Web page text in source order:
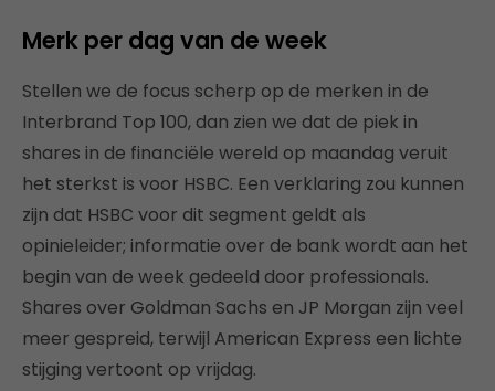
Merk per dag van de week
Stellen we de focus scherp op de merken in de
Interbrand Top 100, dan zien we dat de piek in
shares in de financiële wereld op maandag veruit
het sterkst is voor HSBC. Een verklaring zou kunnen
zijn dat HSBC voor dit segment geldt als
opinieleider; informatie over de bank wordt aan het
begin van de week gedeeld door professionals.
Shares over Goldman Sachs en JP Morgan zijn veel
meer gespreid, terwijl American Express een lichte
stijging vertoont op vrijdag.